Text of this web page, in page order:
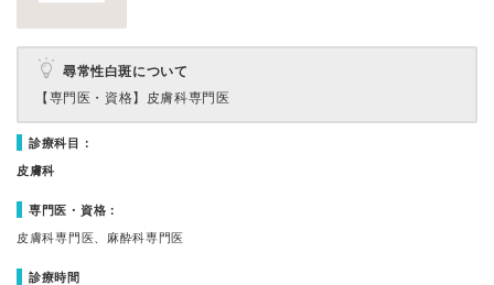
尋常性白斑について
【専門医・資格】 皮膚科専門医
診療科目：
皮膚科
専門医・資格：
皮膚科専門医、麻酔科専門医
診療時間